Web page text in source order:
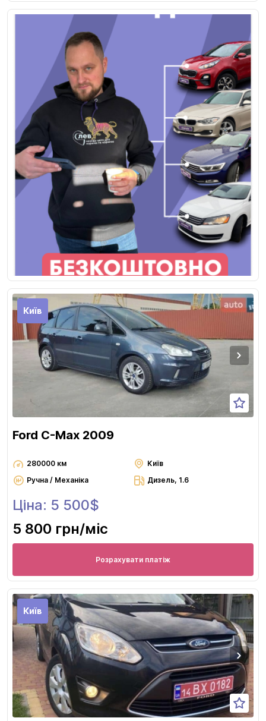
Київ
Ford C-Max 2009
280000 км
Київ
Ручна / Механіка
Дизель, 1.6
Ціна: 5 500$
5 800 грн/міс
Розрахувати платіж
Київ